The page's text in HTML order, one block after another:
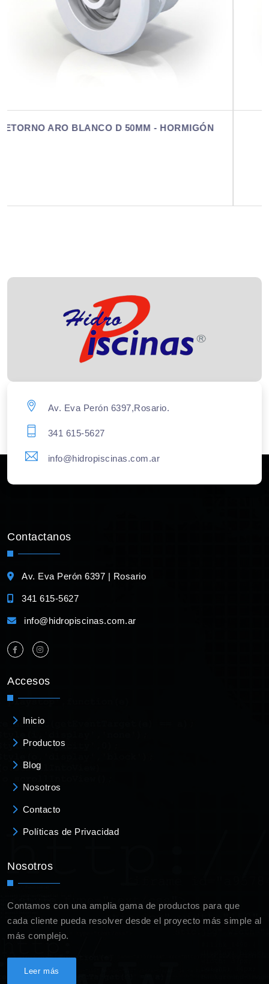
RETORNO ARO BLANCO D 50MM - FV
Av. Eva Perón 6397,Rosario.
341 615-5627
info@hidropiscinas.com.ar
Contactanos
Av. Eva Perón 6397 | Rosario
341 615-5627
info@hidropiscinas.com.ar
Accesos
Inicio
Productos
Blog
Nosotros
Contacto
Políticas de Privacidad
Nosotros
Contamos con una amplia gama de productos para que
cada cliente pueda resolver desde el proyecto más simple al
más complejo.
Leer más